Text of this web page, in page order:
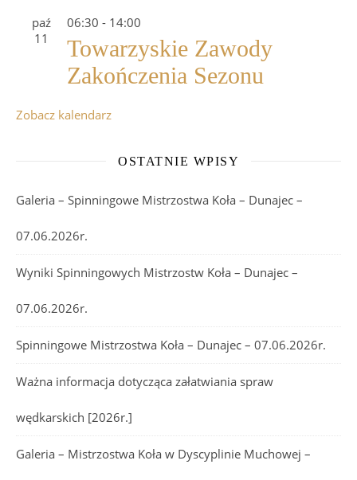
paź
11
06:30 - 14:00
Towarzyskie Zawody
Zakończenia Sezonu
Zobacz kalendarz
OSTATNIE WPISY
Galeria – Spinningowe Mistrzostwa Koła – Dunajec –
07.06.2026r.
Wyniki Spinningowych Mistrzostw Koła – Dunajec –
07.06.2026r.
Spinningowe Mistrzostwa Koła – Dunajec – 07.06.2026r.
Ważna informacja dotycząca załatwiania spraw
wędkarskich [2026r.]
Galeria – Mistrzostwa Koła w Dyscyplinie Muchowej –